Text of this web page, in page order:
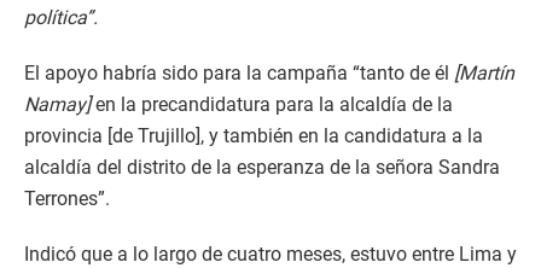
política”.
El apoyo habría sido para la campaña “tanto de él [Martín
Namay]en la precandidatura para la alcaldía de la
provincia [de Trujillo], y también en la candidatura a la
alcaldía del distrito de la esperanza de la señora Sandra
Terrones”.
Indicó que a lo largo de cuatro meses, estuvo entre Lima y